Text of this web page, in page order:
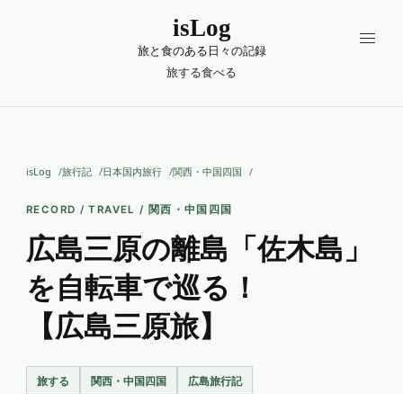
isLog
旅と食のある日々の記録
旅する食べる
isLog 旅行記 日本国内旅行 関西・中国四国
RECORD / TRAVEL / 関西・中国四国
広島三原の離島「佐木島」
を自転車で巡る！
【広島三原旅】
旅する 関西・中国四国 広島旅行記